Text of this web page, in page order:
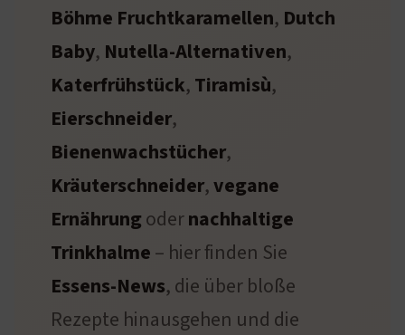
Böhme Fruchtkaramellen, Dutch
Baby, Nutella-Alternativen,
Katerfrühstück,Tiramisù,
Eierschneider,
Bienenwachstücher,
Kräuterschneider,vegane
Ernährungodernachhaltige
Trinkhalme– hier finden Sie
Essens-News, die über bloße
Rezepte hinausgehen und die